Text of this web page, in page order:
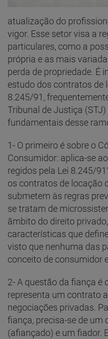
atualização do
vigor. Esse setor visa a
particulares, como a
própria e as mais
perda de propriedade. É
estudo dos contratos de
8.245/91,
Tribunal de Justiça
fundamentais desse
1- O primeiro é sobre o
Consumidor: aplica-se
regidos pela Lei 8.245/
os contratos de locação
submetem às regras
se tratam de
âmbito do direito
características que
visto que nenhuma das
conceito de consumidor
2- A questão da fiança é
representa um contrato
negociações privadas.
fiança, precisa-se de um
(afiançado) e um fiador.